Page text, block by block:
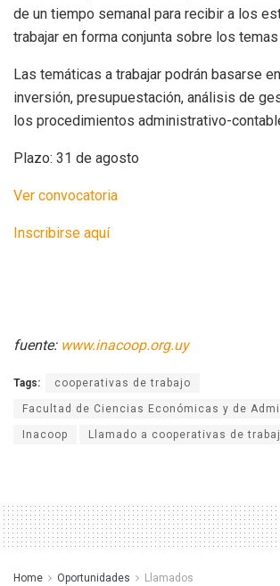
de un tiempo semanal para recibir a los
trabajar en forma conjunta sobre los
Las temáticas a trabajar podrán basarse
inversión, presupuestación, análisis de
los procedimientos administrativo-
Plazo: 31 de agosto
Ver convocatoria
Inscribirse aquí
fuente: www.inacoop.org.uy
Tags: cooperativas de trabajo
Facultad de Ciencias Económicas y de
Inacoop Llamado a cooperativas de
Home Oportunidades Llamados